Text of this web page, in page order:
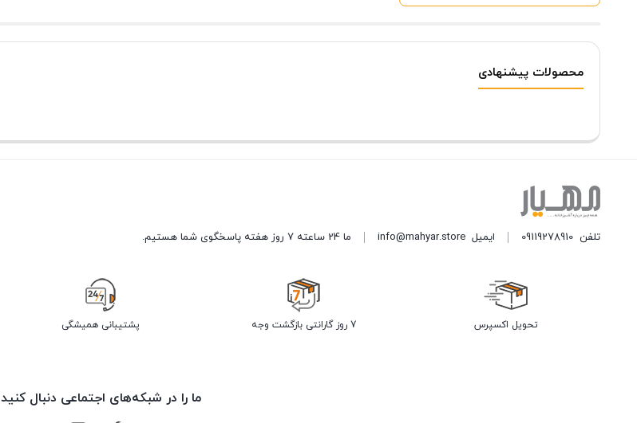
محصولات پیشنهادی
تلفن09119278910 ایمیلinfo@mahyar.store ما 24 ساعته 7 روز هفته پاسخگوی شما هستیم.
تحویل اکسپرس 7 روز گارانتی بازگشت وجه پشتیبانی همیشگی
ما را در شبکه‌های اجتماعی دنبال کنید